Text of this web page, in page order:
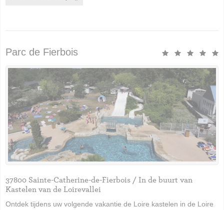
Parc de Fierbois
37800 Sainte-Catherine-de-Fierbois / In de buurt van
Kastelen van de Loirevallei
Ontdek tijdens uw volgende vakantie de Loire kastelen in de Loire